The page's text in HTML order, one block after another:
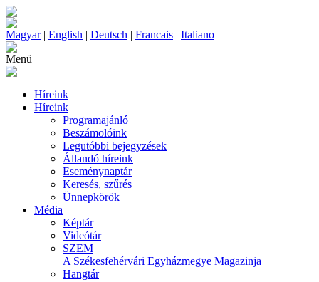
Magyar| English | Deutsch | Francais | Italiano
Menü
Híreink
Híreink
Programajánló
Beszámolóink
Legutóbbi bejegyzések
Állandó híreink
Eseménynaptár
Keresés, szűrés
Ünnepkörök
Média
Képtár
Videótár
SZEM
A Székesfehérvári Egyházmegye Magazinja
Hangtár